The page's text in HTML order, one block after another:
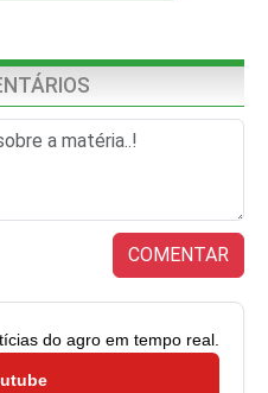
COMENTAR
do agro em tempo real.